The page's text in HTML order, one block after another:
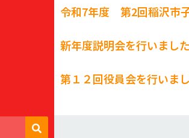
令和7年度 第2回稲沢市
新年度説明会を行いました
第１２回役員会を行いま